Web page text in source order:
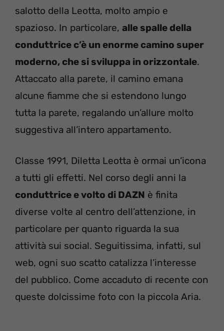
salotto della Leotta, molto ampio e
spazioso. In particolare, alle spalle della
conduttrice c’è un enorme camino super
moderno, che si sviluppa in orizzontale.
Attaccato alla parete, il camino emana
alcune fiamme che si estendono lungo
tutta la parete, regalando un’allure molto
suggestiva all’intero appartamento.
Classe 1991, Diletta Leotta è ormai un’icona
a tutti gli effetti. Nel corso degli anni la
conduttrice e volto di DAZN è finita
diverse volte al centro dell’attenzione, in
particolare per quanto riguarda la sua
attività sui social. Seguitissima, infatti, sul
web, ogni suo scatto catalizza l’interesse
del pubblico. Come accaduto di recente con
queste dolcissime foto con la piccola Aria.